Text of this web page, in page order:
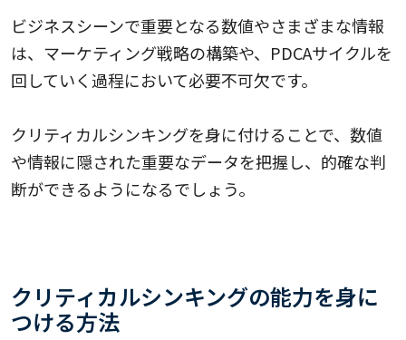
ビジネスシーンで重要となる数値やさまざまな情報
は、マーケティング戦略の構築や、PDCAサイクルを
回していく過程において必要不可欠です。
クリティカルシンキングを身に付けることで、数値
や情報に隠された重要なデータを把握し、的確な判
断ができるようになるでしょう。
クリティカルシンキングの能力を身に
つける方法